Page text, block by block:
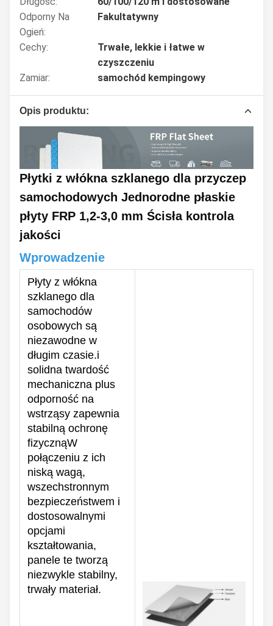
Odporny Na
Ogień:
Fakultatywny
Cechy:
Trwałe, lekkie i łatwe w
czyszczeniu
Zamiar:
samochód kempingowy
Opis produktu:
Płytki z włókna szklanego dla przyczep
samochodowych Jednorodne płaskie
płyty FRP 1,2-3,0 mm Ścisła kontrola
jakości
Wprowadzenie
Płyty z włókna
szklanego dla
samochodów
osobowych są
niezawodne w
długim czasie.i
solidna twardość
mechaniczna plus
odporność na
wstrząsy zapewnia
stabilną ochronę
fizycznąW
połączeniu z ich
niską wagą,
wszechstronnym
bezpieczeństwem i
dostosowalnymi
opcjami
kształtowania,
panele te tworzą
niezwykle stabilny,
trwały materiał.